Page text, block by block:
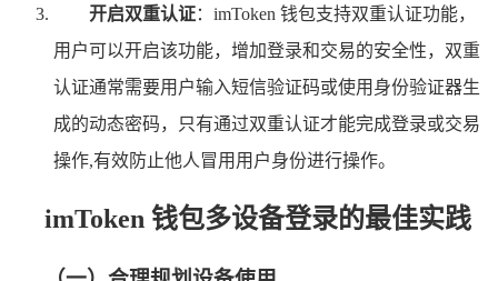
开启双重认证：imToken 钱包支持双重认证功能，
用户可以开启该功能，增加登录和交易的安全性，双重
认证通常需要用户输入短信验证码或使用身份验证器生
成的动态密码，只有通过双重认证才能完成登录或交易
操作,有效防止他人冒用用户身份进行操作。
imToken 钱包多设备登录的最佳实践